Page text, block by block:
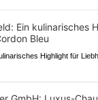
Highlight für